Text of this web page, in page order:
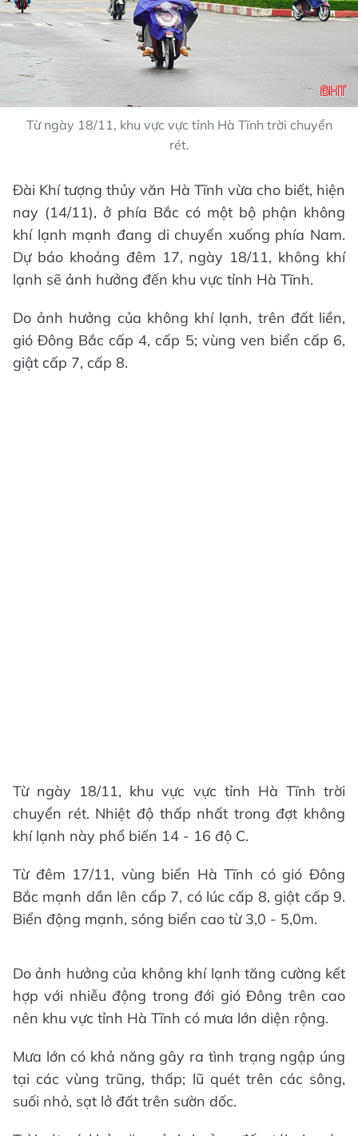
Từ ngày 18/11, khu vực vực tỉnh Hà Tĩnh trời chuyển
rét.
Đài Khí tượng thủy văn Hà Tĩnh vừa cho biết, hiện
nay (14/11), ở phía Bắc có một bộ phận không
khí lạnh mạnh đang di chuyển xuống phía Nam.
Dự báo khoảng đêm 17, ngày 18/11, không khí
lạnh sẽ ảnh hưởng đến khu vực tỉnh Hà Tĩnh.
Do ảnh hưởng của không khí lạnh, trên đất liền,
gió Đông Bắc cấp 4, cấp 5; vùng ven biển cấp 6,
giật cấp 7, cấp 8.
Từ ngày 18/11, khu vực vực tỉnh Hà Tĩnh trời
chuyển rét. Nhiệt độ thấp nhất trong đợt không
khí lạnh này phổ biến 14 - 16 độ C.
Từ đêm 17/11, vùng biển Hà Tĩnh có gió Đông
Bắc mạnh dần lên cấp 7, có lúc cấp 8, giật cấp 9.
Biển động mạnh, sóng biển cao từ 3,0 - 5,0m.
Do ảnh hưởng của không khí lạnh tăng cường kết
hợp với nhiễu động trong đới gió Đông trên cao
nên khu vực tỉnh Hà Tĩnh có mưa lớn diện rộng.
Mưa lớn có khả năng gây ra tình trạng ngập úng
tại các vùng trũng, thấp; lũ quét trên các sông,
suối nhỏ, sạt lở đất trên sườn dốc.